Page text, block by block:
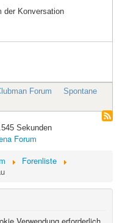
der Konversation
Forum
Spontane
Sekunden
Forum
Forenliste